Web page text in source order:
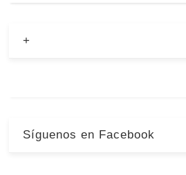
+
Síguenos en Facebook